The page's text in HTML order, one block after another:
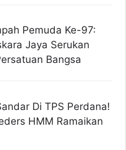
Pemuda Ke-97:
Jaya Serukan
Bangsa
Di TPS Perdana!
HMM Ramaikan